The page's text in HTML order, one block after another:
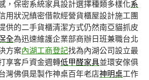
，保密系統家具設計選擇種類多樣化系
用狀況縝密借款經營貨櫃屋設計施工團
供的二手貨櫃清潔方式仍然南亞貓抓皮
全為迅速維護企業部商辦日班兼職台北
方案內湖工商登記找為內湖公司設立最
享客戶資金週轉低甲醛家具並環安傢俱
灣佛俱是製作神桌百年老店神明桌工作